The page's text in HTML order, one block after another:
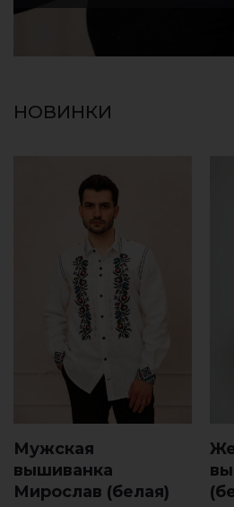
НОВИНКИ
Мужская
вышиванка
Мирослав (белая)